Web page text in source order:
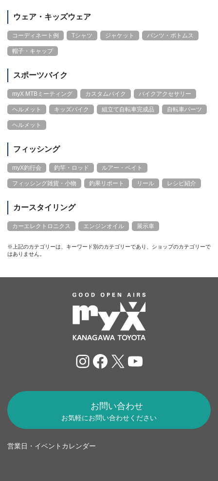
ウェア・キッズウェア
コーディネート例 Tシャツ ジャケット パンツ・ボトムス
帽子・キャップ
スポーツバイク
myX MTBミーティング カスタムバイク バイクアクセサリー
ヘルメット キッズバイク 組立て自転車完成品 自転車パーツ
ヘルメット
フィッシング
myX釣行会 釣竿・ロッド ルアー・ベイト
フィッシング雑貨・小物 釣果リポート リール レシピ紹介
カースタイリング
カーエレクトロニクス エンジンオイル 展示車
※上記のカテゴリーは、キーワード別のカテゴリーであり、ショップのカテゴリーで
はありません。
Instagram
Facebook
X YouTube
お問い合わせ
お気軽にお問い合わせください
営業日・イベントカレンダー